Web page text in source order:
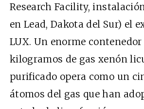
Research Facility,
en Lead, Dakota del Sur) el
LUX. Un enorme contenedor
kilogramos de gas xenón
purificado opera como un
átomos del gas que han